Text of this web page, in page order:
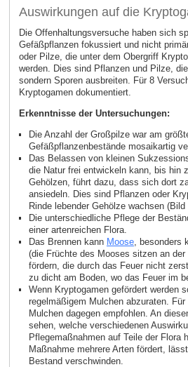
Auswirkungen auf die
Die Offenhaltungsversuche haben sich
Gefäßpflanzen fokussiert und nicht
oder Pilze, die unter dem Obergriff
werden. Dies sind Pflanzen und Pilze,
sondern Sporen ausbreiten. Für 8
Kryptogamen dokumentiert.
Erkenntnisse der Untersuchungen:
Die Anzahl der Großpilze war am
Gefäßpflanzenbestände mosaikartig
Das Belassen von kleinen
die Natur frei entwickeln kann, bis hin
Gehölzen, führt dazu, dass sich dort
ansiedeln. Dies sind Pflanzen oder
Rinde lebender Gehölze wachsen (Bild
Die unterschiedliche Pflege der
einer artenreichen Flora.
Das Brennen kann Moose, besonders
(die Früchte des Mooses sitzen an
fördern, die durch das Feuer nicht
zu dicht am Boden, wo das Feuer im
Wenn Kryptogamen gefördert werden
regelmäßigem Mulchen abzuraten.
Mulchen dagegen empfohlen. An
sehen, welche verschiedenen
Pflegemaßnahmen auf Teile der Flora
Maßnahme mehrere Arten fördert,
Bestand verschwinden.